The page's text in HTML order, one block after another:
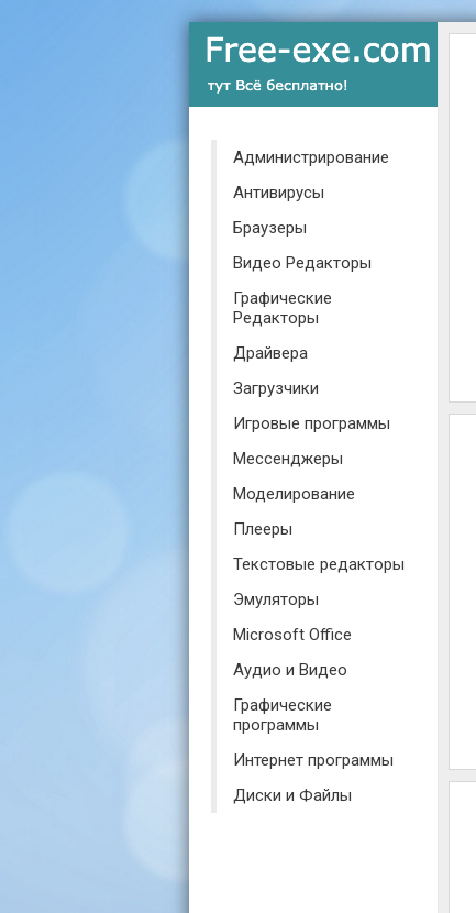
Администрирование
Антивирусы
Браузеры
Видео Редакторы
Графические
Редакторы
Драйвера
Загрузчики
Игровые программы
Мессенджеры
Моделирование
Плееры
Текстовые редакторы
Эмуляторы
Microsoft Office
Аудио и Видео
Графические
программы
Интернет программы
Диски и Файлы